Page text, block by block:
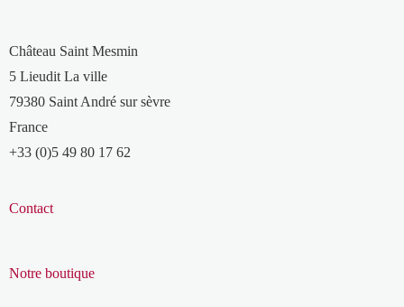
Château Saint Mesmin
5 Lieudit La ville
79380 Saint André sur sèvre
France
+33 (0)5 49 80 17 62
Contact
Notre boutique